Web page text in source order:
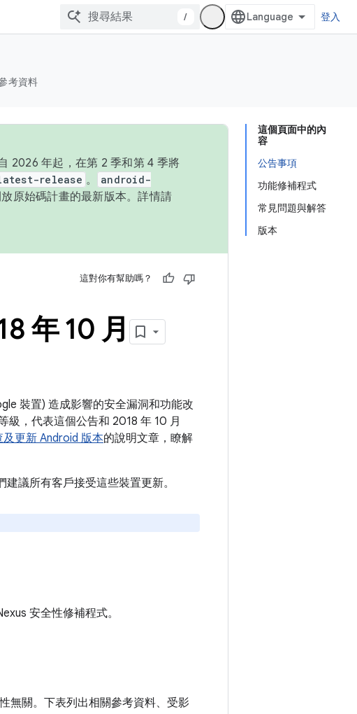
/ 登入
考資料
這個頁面中的內
容
公告事項
功能修補程式
常見問題與解答
版本
2026 年起，在第 2 季和第 4 季將
release 。
android-
原始碼計畫的最新版本。詳情請
這對你有幫助嗎？
年 10 月
裝置) 造成影響的安全漏洞和功能改
，代表這個公告和 2018 年 10 月
及更新 Android 版本的說明文章，瞭解
議所有客戶接受這些裝置更新。
安全性修補程式。
無關。下表列出相關參考資料、受影